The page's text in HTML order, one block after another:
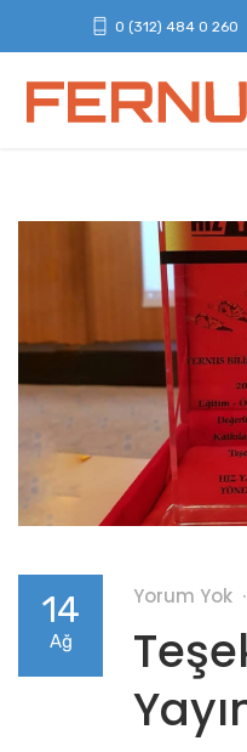
0 (312) 484 0 260
14
Ağ
Yorum Yok